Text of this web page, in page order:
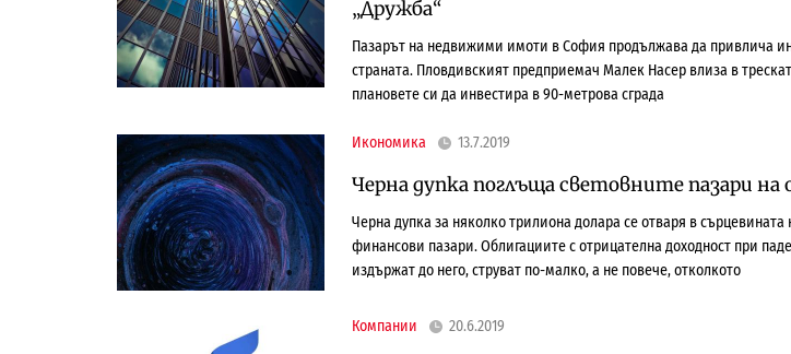
„Дружба“
Пазарът на недвижими имоти в София продължава да привлича
страната. Пловдивският предприемач Малек Насер влиза в
плановете си да инвестира в 90-метрова сграда
Икономика 13.7.2019
Черна дупка поглъща световните пазари на
Черна дупка за няколко трилиона долара се отваря в сърцевината
финансови пазари. Облигациите с отрицателна доходност при
издържат до него, струват по-малко, а не повече, отколкото
Компании 20.6.2019